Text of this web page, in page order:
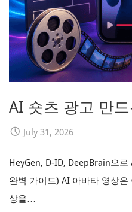
AI 숏츠 광고 만
July 31, 2026
HeyGen, D-ID, DeepBrain으
완벽 가이드) AI 아바타 영상
상을…